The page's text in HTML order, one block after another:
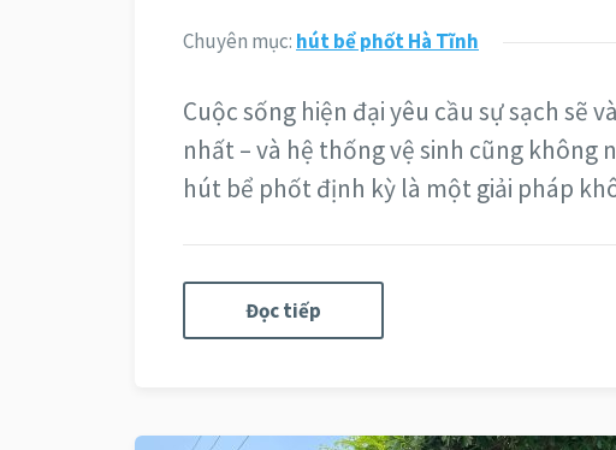
Chuyên mục: hút bể phốt Hà Tĩnh
Cuộc sống hiện đại yêu cầu sự sạch sẽ
nhất – và hệ thống vệ sinh cũng không
hút bể phốt định kỳ là một giải pháp
Đọc tiếp